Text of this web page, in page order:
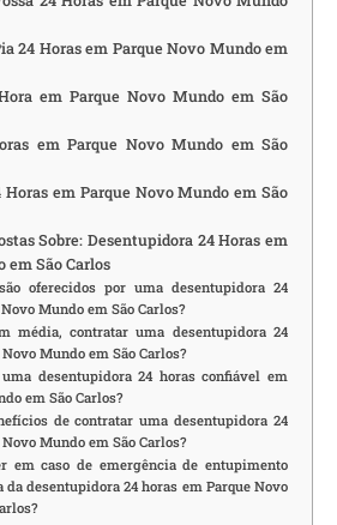
24 Horas em Parque Novo Mundo em
em Parque Novo Mundo em São
em Parque Novo Mundo em São
em Parque Novo Mundo em São
Sobre: Desentupidora 24 Horas em
em São Carlos
oferecidos por uma desentupidora 24
Mundo em São Carlos?
média, contratar uma desentupidora 24
Mundo em São Carlos?
desentupidora 24 horas confiável em
em São Carlos?
de contratar uma desentupidora 24
Mundo em São Carlos?
em caso de emergência de entupimento
da desentupidora 24 horas em Parque Novo